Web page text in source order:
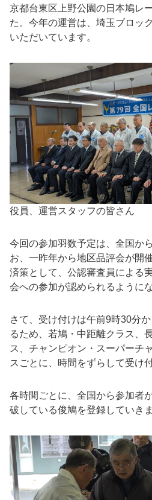
京都台東区上野公園の日本鳩レ
た。今年の運営は、埼玉ブロッ
いただいています。
役員、運営スタッフの皆さん
今回の参加羽数予定は、全国か
お、一昨年から地区品評会が開
済策として、公認審査員による
会への参加が認められるように
さて、受け付けは午前9時30分
るため、若鳩・中距離クラス、
ス、チャンピオン・スーパーチ
スごとに、時間をずらして受け
各時間ごとに、全国から参加者
破している俊鳩を登録していきま